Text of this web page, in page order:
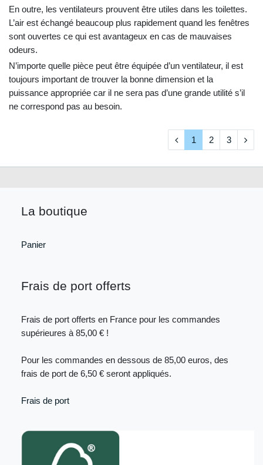
En outre, les ventilateurs prouvent être utiles dans les toilettes.
L’air est échangé beaucoup plus rapidement quand les fenêtres
sont ouvertes ce qui est avantageux en cas de mauvaises
odeurs.
N’importe quelle pièce peut être équipée d’un ventilateur, il est
toujours important de trouver la bonne dimension et la
puissance appropriée car il ne sera pas d’une grande utilité s’il
ne correspond pas au besoin.
1 2 3
La boutique
Panier
Frais de port offerts
Frais de port offerts en France pour les commandes
supérieures à 85,00 € !
Pour les commandes en dessous de 85,00 euros, des
frais de port de 6,50 € seront appliqués.
Frais de port